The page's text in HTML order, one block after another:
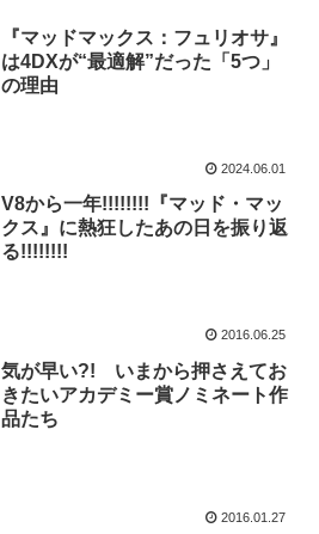
『マッドマックス：フュリオサ』
は4DXが“最適解”だった「5つ」
の理由
2024.06.01
V8から一年!!!!!!!!『マッド・マッ
クス』に熱狂したあの日を振り返
る!!!!!!!!
2016.06.25
気が早い?! いまから押さえてお
きたいアカデミー賞ノミネート作
品たち
2016.01.27